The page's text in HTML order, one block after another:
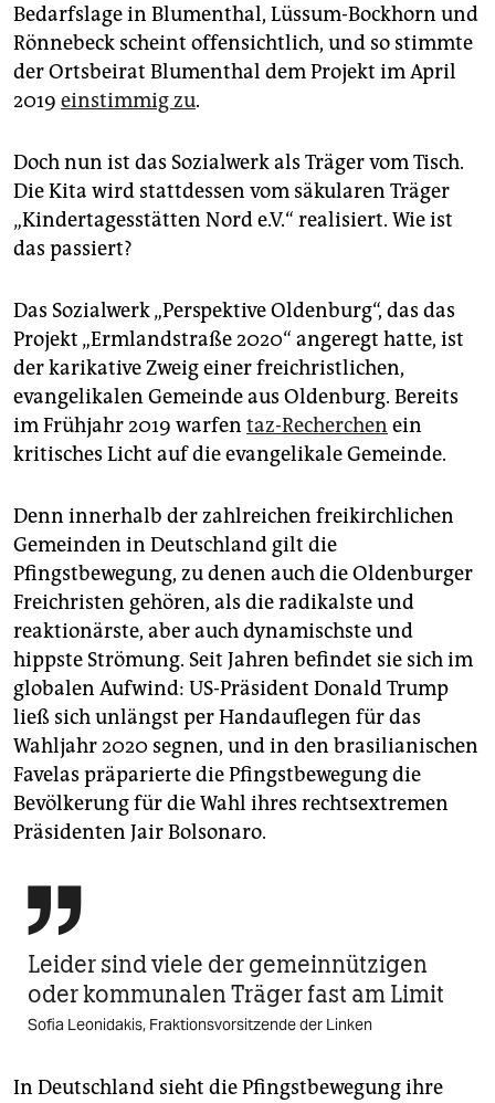
Bedarfslage in Blumenthal, Lüssum-Bockhorn und
Rönnebeck scheint offensichtlich, und so stimmte
der Ortsbeirat Blumenthal dem Projekt im April
2019 einstimmig zu.
Doch nun ist das Sozialwerk als Träger vom Tisch.
Die Kita wird stattdessen vom säkularen Träger
„Kindertagesstätten Nord e.V.“ realisiert. Wie ist
das passiert?
Das Sozialwerk „Perspektive Oldenburg“, das das
Projekt „Ermlandstraße 2020“ angeregt hatte, ist
der karikative Zweig einer freichristlichen,
evangelikalen Gemeinde aus Oldenburg. Bereits
im Frühjahr 2019 warfen taz-Recherchen ein
kritisches Licht auf die evangelikale Gemeinde.
Denn innerhalb der zahlreichen freikirchlichen
Gemeinden in Deutschland gilt die
Pfingstbewegung, zu denen auch die Oldenburger
Frei­christen gehören, als die radikalste und
reaktionärste, aber auch dynamischste und
hippste Strömung. Seit Jahren befindet sie sich im
globalen Aufwind: US-Präsident Donald Trump
ließ sich unlängst per Handauflegen für das
Wahljahr 2020 segnen, und in den brasilianischen
Favelas präparierte die Pfingstbewegung die
Bevölkerung für die Wahl ihres rechtsextremen
Präsidenten Jair Bolsonaro.

Leider sind viele der gemeinnützigen
oder kommunalen Träger fast am Limit
Sofia Leonidakis, Fraktionsvorsitzende der Linken
In Deutschland sieht die Pfingstbewegung ihre